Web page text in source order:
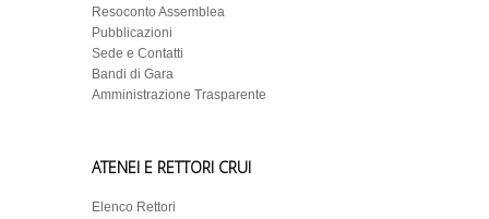
Resoconto Assemblea
Pubblicazioni
Sede e Contatti
Bandi di Gara
Amministrazione Trasparente
ATENEI E RETTORI CRUI
Elenco Rettori